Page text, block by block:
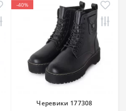
-40%
Черевики 177308